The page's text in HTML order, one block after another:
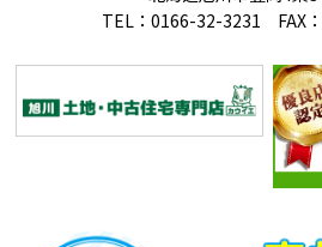
TEL：0166-32-3231 FAX